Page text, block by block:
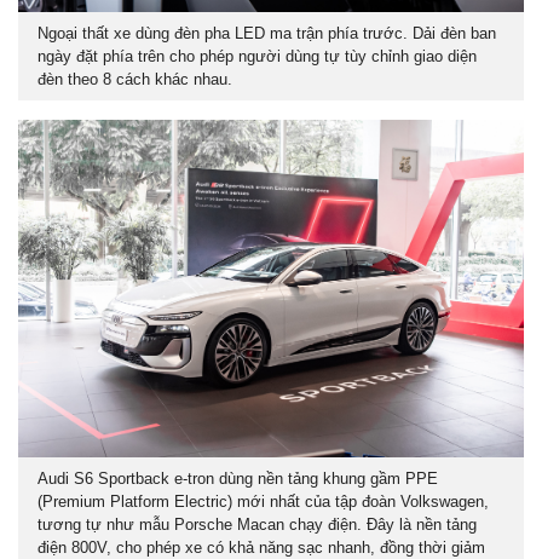
Ngoại thất xe dùng đèn pha LED ma trận phía trước. Dải đèn ban
ngày đặt phía trên cho phép người dùng tự tùy chỉnh giao diện
đèn theo 8 cách khác nhau.
Audi S6 Sportback e-tron dùng nền tảng khung gầm PPE
(Premium Platform Electric) mới nhất của tập đoàn Volkswagen,
tương tự như mẫu Porsche Macan chạy điện. Đây là nền tảng
điện 800V, cho phép xe có khả năng sạc nhanh, đồng thời giảm